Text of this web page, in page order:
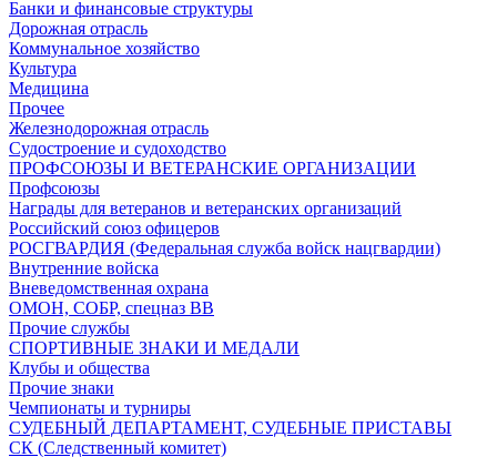
Банки и финансовые структуры
Дорожная отрасль
Коммунальное хозяйство
Культура
Медицина
Прочее
Железнодорожная отрасль
Судостроение и судоходство
ПРОФСОЮЗЫ И ВЕТЕРАНСКИЕ ОРГАНИЗАЦИИ
Профсоюзы
Награды для ветеранов и ветеранских организаций
Российский союз офицеров
РОСГВАРДИЯ (Федеральная служба войск нацгвардии)
Внутренние войска
Вневедомственная охрана
ОМОН, СОБР, спецназ ВВ
Прочие службы
СПОРТИВНЫЕ ЗНАКИ И МЕДАЛИ
Клубы и общества
Прочие знаки
Чемпионаты и турниры
СУДЕБНЫЙ ДЕПАРТАМЕНТ, СУДЕБНЫЕ ПРИСТАВЫ
СК (Следственный комитет)